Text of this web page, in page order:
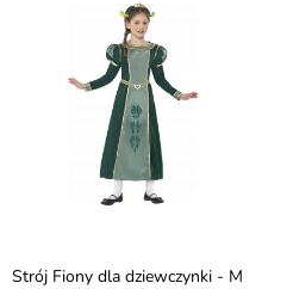
Strój Fiony dla dziewczynki - M